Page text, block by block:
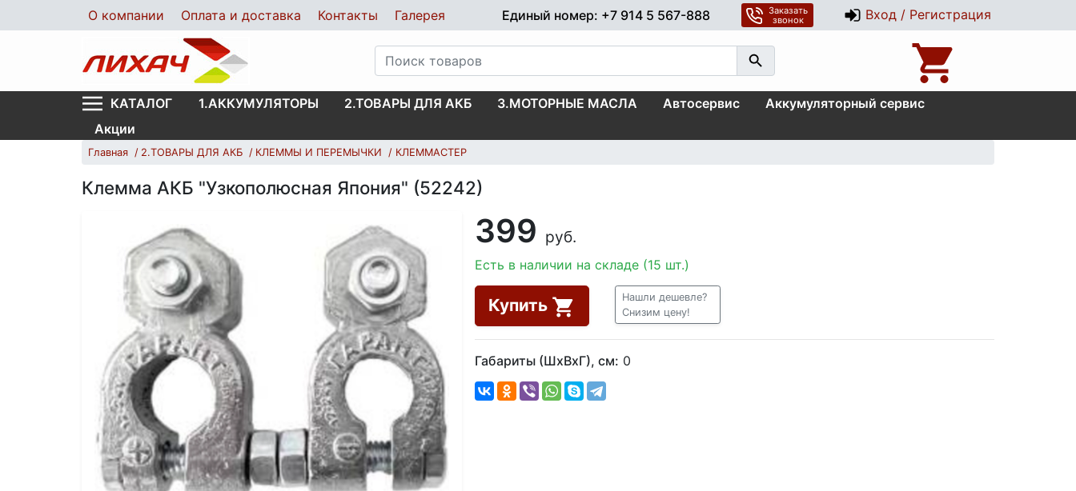
О компании Оплата и доставка Контакты Галерея Единый номер: +7 914 5 567-888
Заказать
звонок
Вход / Регистрация
КАТАЛОГ 1.АККУМУЛЯТОРЫ 2.ТОВАРЫ ДЛЯ АКБ 3.МОТОРНЫЕ МАСЛА Автосервис
Аккумуляторный сервис
Акции
Главная 2.ТОВАРЫ ДЛЯ АКБ КЛЕММЫ И ПЕРЕМЫЧКИ КЛЕММАСТЕР
Клемма АКБ "Узкополюсная Япония" (52242)
399 руб.
Есть в наличии на складе (15 шт.)
Купить
Нашли дешевле?
Снизим цену!
Габариты (ШхВхГ), см: 0